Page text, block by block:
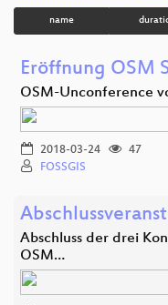
name
Eröffnung OSM
OSM-Unconference
2018-03-24
47
FOSSGIS
Abschluss der drei
OSM…